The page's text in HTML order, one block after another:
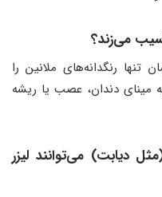
آسیب می‌زند؟
تنها رنگدانه‌های ملانین را
دندان، عصب یا ریشه
دیابت) می‌توانند لیزر